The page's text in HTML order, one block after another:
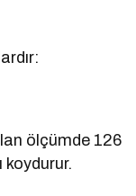
ölçümde 126
koydurur.